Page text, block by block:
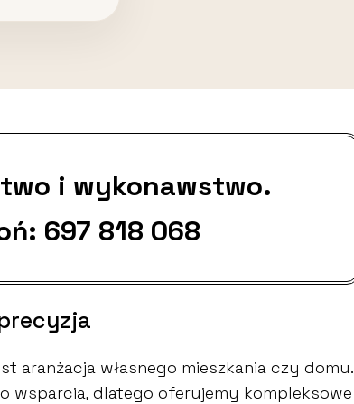
i wykonawstwo.
697 818 068
aranżacja własnego mieszkania czy domu.
wsparcia, dlatego oferujemy kompleksowe